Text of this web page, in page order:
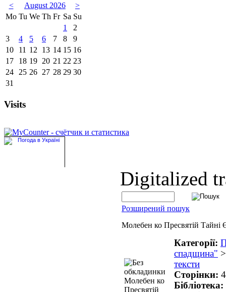
< August 2026
>
Mo Tu We Th Fr Sa Su
1
2
3
4 5 6 7 8
9
10
11 12 13 14 15 16
17
18 19 20 21 22 23
24
25 26 27 28 29 30
31
Visits
Digitalized
Розширений пошук
Молебен ко Пресвятій Тайні
Категорії:
спадщина"
тексти
Сторінки:
Бібліотека: